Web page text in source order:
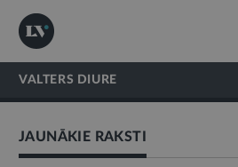
VALTERS DIURE
JAUNĀKIE RAKSTI